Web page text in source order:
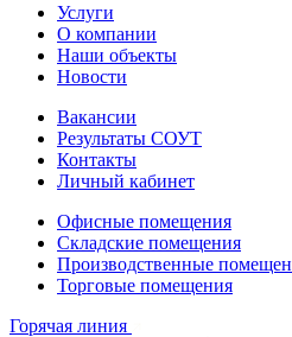
Услуги
О компании
Наши объекты
Новости
Вакансии
Результаты СОУТ
Контакты
Личный кабинет
Офисные помещения
Складские помещения
Производственные
Торговые помещения
Горячая линия